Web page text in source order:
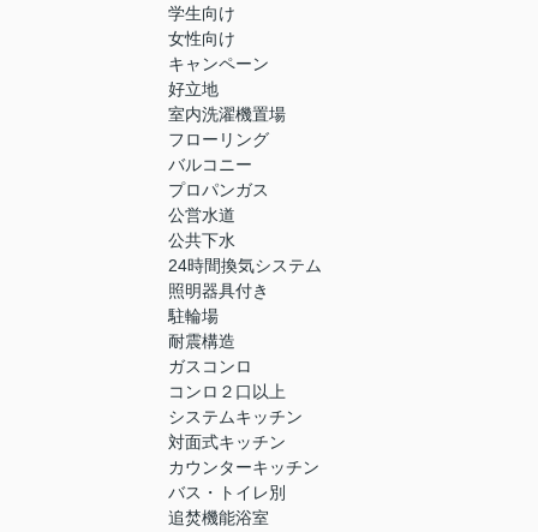
学生向け
女性向け
キャンペーン
好立地
室内洗濯機置場
フローリング
バルコニー
プロパンガス
公営水道
公共下水
24時間換気システム
照明器具付き
駐輪場
耐震構造
ガスコンロ
コンロ２口以上
システムキッチン
対面式キッチン
カウンターキッチン
バス・トイレ別
追焚機能浴室